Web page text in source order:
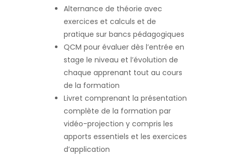
Alternance de théorie avec
exercices et calculs et de
pratique sur bancs pédagogiques
QCM pour évaluer dès l’entrée en
stage le niveau et l’évolution de
chaque apprenant tout au cours
de la formation
Livret comprenant la présentation
complète de la formation par
vidéo-projection y compris les
apports essentiels et les exercices
d’application